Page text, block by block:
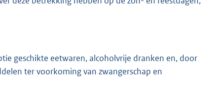
geschikte eetwaren, alcoholvrije dranken en, door
ter voorkoming van zwangerschap en